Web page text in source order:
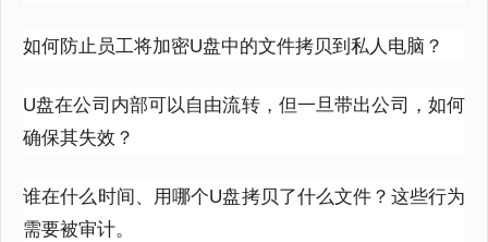
如何防止员工将加密U盘中的文件拷贝到私人电脑？
U盘在公司内部可以自由流转，但一旦带出公司，如何
确保其失效？
谁在什么时间、用哪个U盘拷贝了什么文件？这些行为
需要被审计。